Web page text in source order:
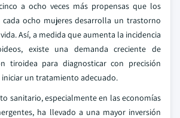
a ocho veces más propensas que los
cada ocho mujeres desarrolla un trastorno
Así, a medida que aumenta la incidencia
existe una demanda creciente de
tiroidea para diagnosticar con precisión
iniciar un tratamiento adecuado.
sanitario, especialmente en las economías
ha llevado a una mayor inversión